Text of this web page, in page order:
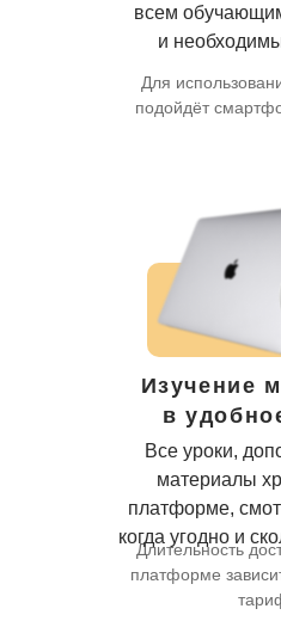
всем
и
Для
подойдёт
Все уроки,
материалы
платформе,
когда угодно и
Изучение
в
Длительность
платформе